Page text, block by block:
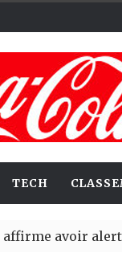
TECH
alerté